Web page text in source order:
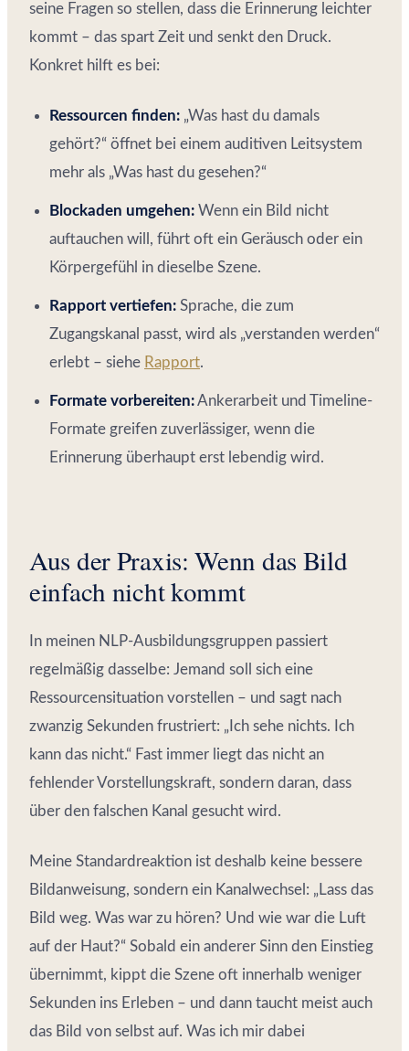
seine Fragen so stellen, dass die Erinnerung leichter
kommt – das spart Zeit und senkt den Druck.
Konkret hilft es bei:
Ressourcen finden: „Was hast du damals
gehört?“ öffnet bei einem auditiven Leitsystem
mehr als „Was hast du gesehen?“
Blockaden umgehen: Wenn ein Bild nicht
auftauchen will, führt oft ein Geräusch oder ein
Körpergefühl in dieselbe Szene.
Rapport vertiefen: Sprache, die zum
Zugangskanal passt, wird als „verstanden werden“
erlebt – siehe Rapport.
Formate vorbereiten:Ankerarbeit und Timeline-
Formate greifen zuverlässiger, wenn die
Erinnerung überhaupt erst lebendig wird.
Aus der Praxis: Wenn das Bild
einfach nicht kommt
In meinen NLP-Ausbildungsgruppen passiert
regelmäßig dasselbe: Jemand soll sich eine
Ressourcensituation vorstellen – und sagt nach
zwanzig Sekunden frustriert: „Ich sehe nichts. Ich
kann das nicht.“ Fast immer liegt das nicht an
fehlender Vorstellungskraft, sondern daran, dass
über den falschen Kanal gesucht wird.
Meine Standardreaktion ist deshalb keine bessere
Bildanweisung, sondern ein Kanalwechsel: „Lass das
Bild weg. Was war zu hören? Und wie war die Luft
auf der Haut?“ Sobald ein anderer Sinn den Einstieg
übernimmt, kippt die Szene oft innerhalb weniger
Sekunden ins Erleben – und dann taucht meist auch
das Bild von selbst auf. Was ich mir dabei